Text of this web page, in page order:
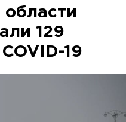
области
129
19